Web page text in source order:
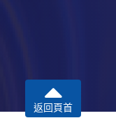
返回頁首